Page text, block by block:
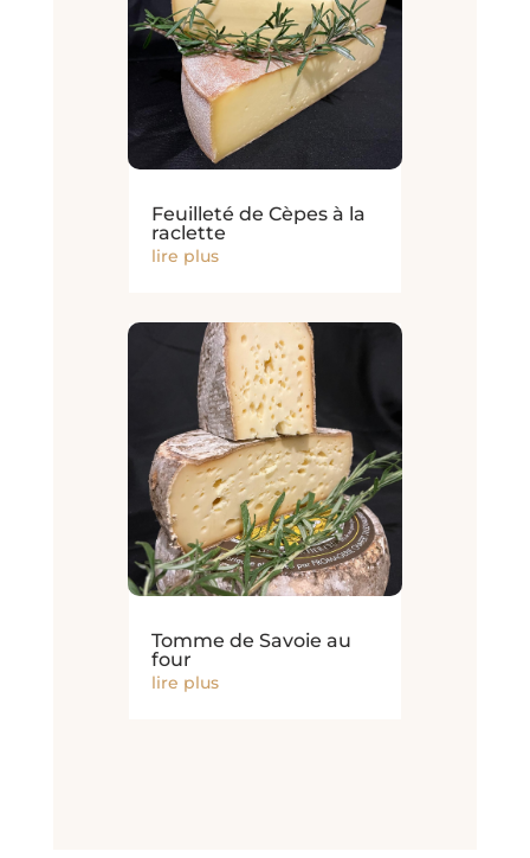
Feuilleté de Cèpes à la
raclette
lire plus
Tomme de Savoie au
four
lire plus